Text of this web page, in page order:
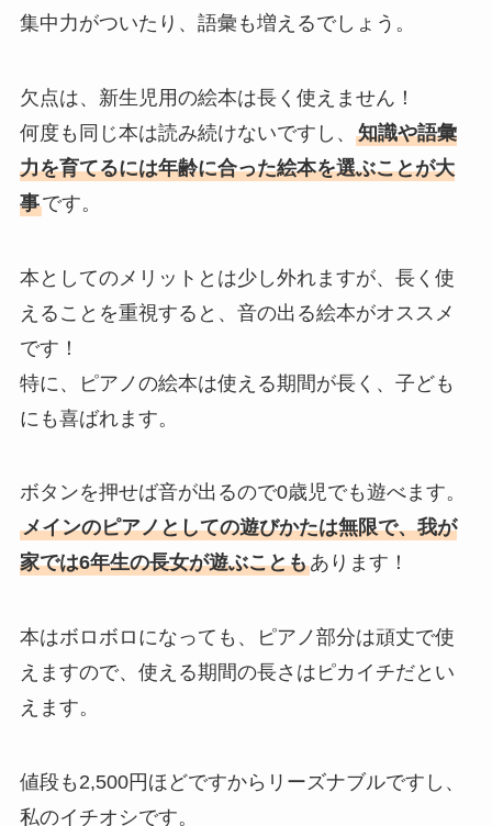
集中力がついたり、語彙も増えるでしょう。
欠点は、新生児用の絵本は長く使えません！
何度も同じ本は読み続けないですし、 知識や語彙
力を育てるには年齢に合った絵本を選ぶことが大
事です。
本としてのメリットとは少し外れますが、長く使
えることを重視すると、音の出る絵本がオススメ
です！
特に、ピアノの絵本は使える期間が長く、子ども
にも喜ばれます。
ボタンを押せば音が出るので0歳児でも遊べます。
メインのピアノとしての遊びかたは無限で、我が
家では6年生の長女が遊ぶこともあります！
本はボロボロになっても、ピアノ部分は頑丈で使
えますので、使える期間の長さはピカイチだとい
えます。
値段も2,500円ほどですからリーズナブルですし、
私のイチオシです。